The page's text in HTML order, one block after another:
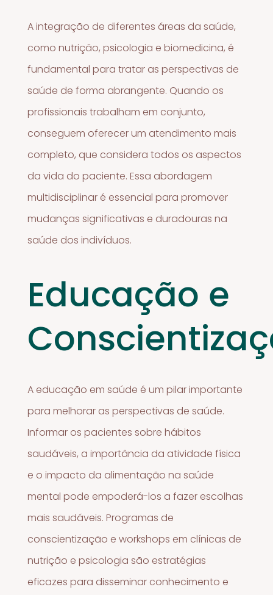
A integração de diferentes áreas da saúde,
como nutrição, psicologia e biomedicina, é
fundamental para tratar as perspectivas de
saúde de forma abrangente. Quando os
profissionais trabalham em conjunto,
conseguem oferecer um atendimento mais
completo, que considera todos os aspectos
da vida do paciente. Essa abordagem
multidisciplinar é essencial para promover
mudanças significativas e duradouras na
saúde dos indivíduos.
Educação e
A educação em saúde é um pilar importante
para melhorar as perspectivas de saúde.
Informar os pacientes sobre hábitos
saudáveis, a importância da atividade física
e o impacto da alimentação na saúde
mental pode empoderá-los a fazer escolhas
mais saudáveis. Programas de
conscientização e workshops em clínicas de
nutrição e psicologia são estratégias
eficazes para disseminar conhecimento e